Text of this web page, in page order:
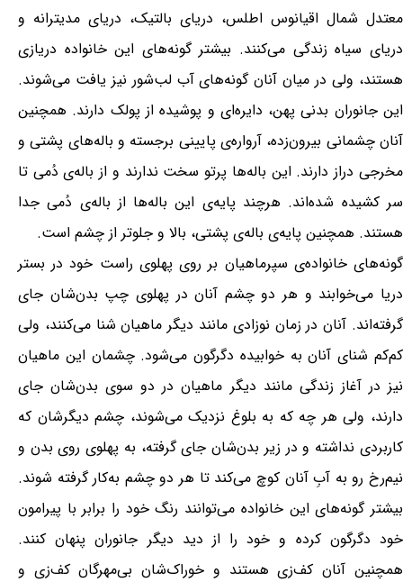
معتدل شمال اقیانوس اطلس، دریای بالتیک، دریای مدیترانه و
دریای سیاه زندگی می‌کنند. بیشتر گونه‌های این خانواده دریازی
هستند، ولی در میان آنان گونه‌های آب لب‌شور نیز یافت می‌شوند.
این جانوران بدنی پهن، دایره‌ای و پوشیده از پولک دارند. همچنین
آنان چشمانی بیرون‌زده، آرواره‌ی پایینی برجسته و باله‌های پشتی و
مخرجی دراز دارند. این باله‌ها پرتو سخت ندارند و از باله‌ی دُمی تا
سر کشیده شده‌اند. هرچند پایه‌ی این باله‌ها از باله‌ی دُمی جدا
هستند. همچنین پایه‌ی باله‌ی پشتی، بالا و جلوتر از چشم است.
گونه‌های خانواده‌ی سپرماهیان بر روی پهلوی راست خود در بستر
دریا می‌خوابند و هر دو چشم آنان در پهلوی چپ بدن‌شان جای
گرفته‌اند. آنان در زمان نوزادی مانند دیگر ماهیان شنا می‌کنند، ولی
کم‌کم شنای آنان به خوابیده دگرگون می‌شود. چشمان این ماهیان
نیز در آغاز زندگی مانند دیگر ماهیان در دو سوی بدن‌شان جای
دارند، ولی هر چه که به بلوغ نزدیک می‌شوند، چشم دیگرشان که
کاربردی نداشته و در زیر بدن‌شان جای گرفته، به پهلوی روی بدن و
نیم‌رخ رو به آبِ آنان کوچ می‌کند تا هر دو چشم به‌کار گرفته شوند.
بیشتر گونه‌های این خانواده می‌توانند رنگ خود را برابر با پیرامون
خود دگرگون کرده و خود را از دید دیگر جانوران پنهان کنند.
همچنین آنان کف‌زی هستند و خوراک‌شان بی‌مهرگان کف‌زی و